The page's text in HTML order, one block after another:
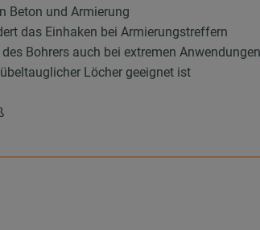
Beton und Armierung
das Einhaken bei Armierungstreffern
Bohrers auch bei extremen
Löcher geeignet ist